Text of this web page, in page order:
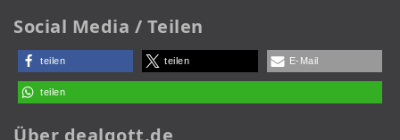
Social Media / Teilen
teilen teilen E-Mail
teilen